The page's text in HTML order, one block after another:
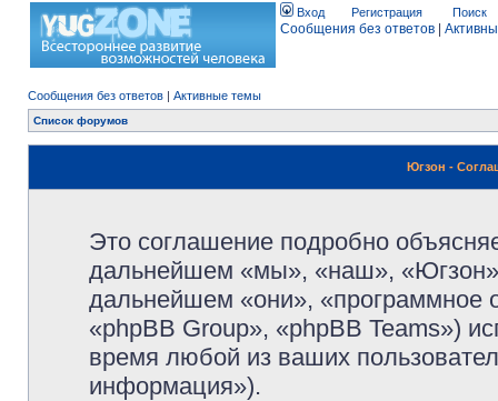
Вход Регистрация Поиск
Сообщения без ответов
Сообщения без ответов | Активные темы
Список форумов
Югзон -
Это соглашение подробно
дальнейшем «мы», «наш»,
дальнейшем «они», «программное
«phpBB Group», «phpBB Teams»)
время любой из ваших
информация»).